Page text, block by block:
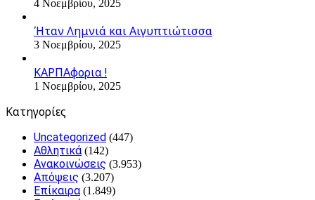
4 Νοεμβρίου, 2025
Ήταν Λημνιά και Αιγυπτιώτισσα
3 Νοεμβρίου, 2025
ΚΑΡΠΑφορια !
1 Νοεμβρίου, 2025
Kατηγορίες
Uncategorized (447)
Αθλητικά (142)
Ανακοινώσεις (3.953)
Απόψεις (3.207)
Επίκαιρα (1.849)